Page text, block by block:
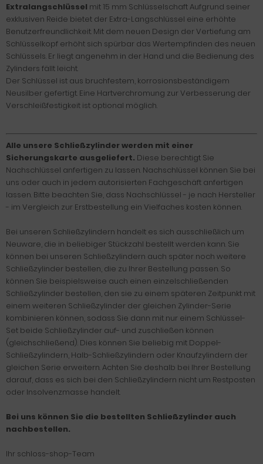
Extralangschlüssel mit 15 mm Schlüsselschaft Aufgrund seiner
exklusiven Reide bietet der Extra-Langschlüssel eine erhöhte
Benutzerfreundlichkeit. Mit dem neuen Design der Vertiefung am
Schlüsselkopf erhöht sich spürbar das Wertempfinden des neuen
Schlüssels. Er liegt angenehm in der Hand und die Bedienung des
Zylinders fällt leicht.
Der Schlüssel ist aus bruchfestem, korrosionsbeständigem
Neusilber gefertigt. Eine Hartverchromung zur Verbesserung der
Verschleißfestigkeit ist optional möglich.
Alle unsere Schließzylinder werden mit einer
Sicherungskarte ausgeliefert. Diese berechtigt Sie
Nachschlüssel anfertigen zu lassen. Nachschlüssel können Sie bei
uns oder auch in jedem autorisierten Fachgeschäft anfertigen
lassen. Bitte beachten Sie, dass Nachschlüssel - je nach Hersteller
- im Vergleich zur Erstbestellung ein Vielfaches kosten können.
Bei unseren Schließzylindern handelt es sich ausschließlich um
Neuware, die in beliebiger Stückzahl bestellt werden kann. Sie
können bei unseren Schließzylindern auch später noch weitere
Schließzylinder bestellen, die zu Ihrer Bestellung passen. So
können Sie beispielsweise auch einen einzelschließenden
Schließzylinder bestellen, den sie zu einem späteren Zeitpunkt mit
einem weiteren Schließzylinder der gleichen Zylinder-Serie
kombinieren können, sodass Sie dann mit nur einem Schlüssel-
Set beide Schließzylinder auf- und zuschließen können
(gleichschließend). Dies können Sie beliebig mit Doppel-
Schließzylindern, Halb-Schließzylindern oder Knaufzylindern der
gleichen Serie erweitern. Achten Sie deshalb bei Ihrer Bestellung
darauf, dass es sich bei den Schließzylindern nicht um Restposten
oder Insolvenzmasse handelt.
Bei uns können Sie die bestellten Schließzylinder auch
nachbestellen.
Ihr schloss-shop-Team